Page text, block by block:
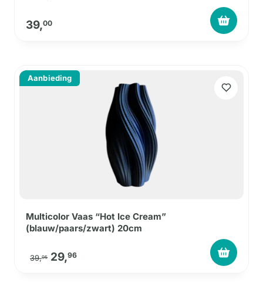
39,00
Aanbieding
Multicolor Vaas “Hot Ice Cream”
(blauw/paars/zwart) 20cm
39,95 Oorspronkelijke prijs was: 39,95.
29,96Huidige prijs is: 29,96.